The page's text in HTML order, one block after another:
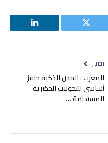
تويتر لينكدإن
التالي
المغرب : المدن الذكية حافز
أساسي للتحولات الحضرية
المستدامة …